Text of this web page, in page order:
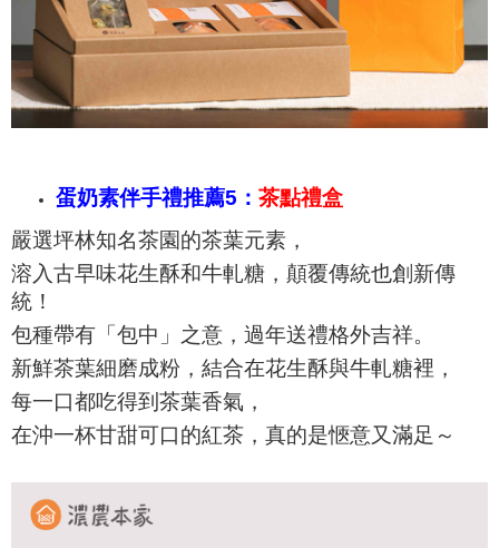
蛋奶素伴手禮推薦5： 茶點禮盒
嚴選坪林知名茶園的茶葉元素，
溶入古早味花生酥和牛軋糖，顛覆傳統也創新傳
統！
包種帶有「包中」之意，過年送禮格外吉祥。
新鮮茶葉細磨成粉，結合在花生酥與牛軋糖裡，
每一口都吃得到茶葉香氣，
在沖一杯甘甜可口的紅茶，真的是愜意又滿足～